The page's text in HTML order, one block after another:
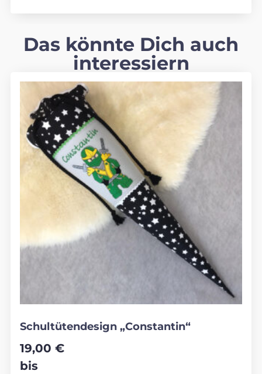
Das könnte Dich auch
interessiern
Schultütendesign „Constantin“
19,00 €
bis